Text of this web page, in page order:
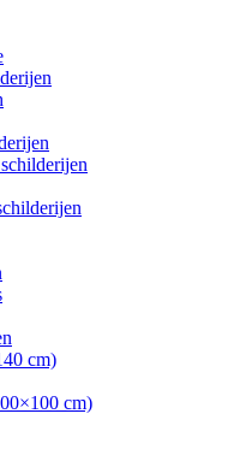
cm)
cm)